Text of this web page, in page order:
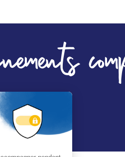
:
Maintenance :
Oui